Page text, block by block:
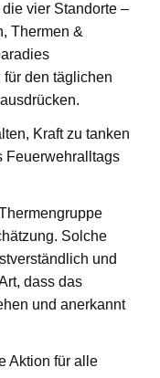
vier Standorte –
Thermen &
den täglichen
Kraft zu tanken
Feuerwehralltags
Solche
und
dass das
und anerkannt
Aktion für alle